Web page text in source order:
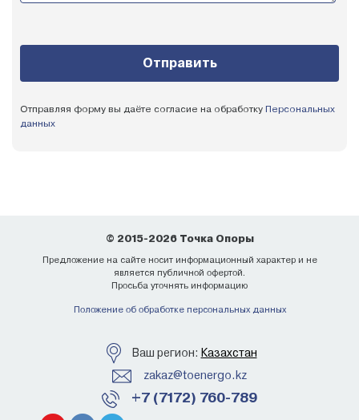
Отправляя форму вы даёте согласие на обработку Персональных
данных
© 2015-2026 Точка Опоры
Предложение на сайте носит информационный характер и не
является публичной офертой.
Просьба уточнять информацию
Положение об обработке персональных данных
Ваш регион: Казахстан
zakaz@toenergo.kz
+7 (7172) 760-789